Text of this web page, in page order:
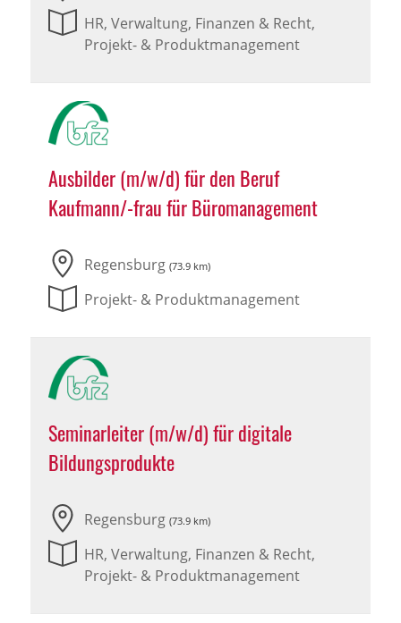
HR, Verwaltung, Finanzen & Recht,
Projekt- & Produktmanagement
Ausbilder (m/w/d) für den Beruf
Kaufmann/-frau für Büromanagement
Regensburg (73.9 km)
Projekt- & Produktmanagement
Seminarleiter (m/w/d) für digitale
Bildungsprodukte
Regensburg (73.9 km)
HR, Verwaltung, Finanzen & Recht,
Projekt- & Produktmanagement